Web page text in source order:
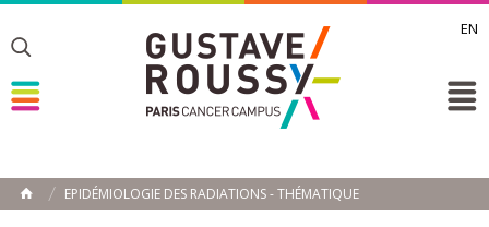
EN
Toggle
Toggle
ACCUEIL
EPIDÉMIOLOGIE DES RADIATIONS - THÉMATIQUE